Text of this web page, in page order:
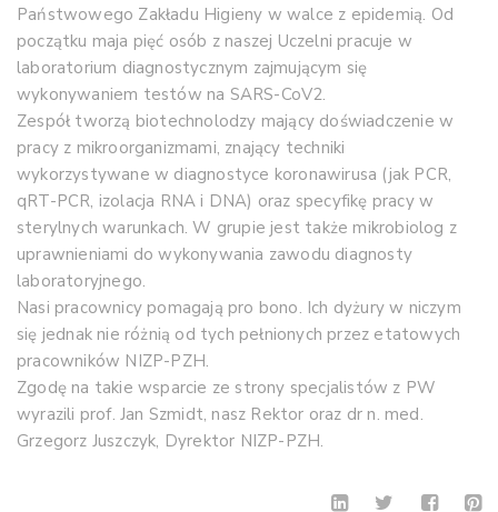
Państwowego Zakładu Higieny w walce z epidemią. Od
początku maja pięć osób z naszej Uczelni pracuje w
laboratorium diagnostycznym zajmującym się
wykonywaniem testów na SARS-CoV2.
Zespół tworzą biotechnolodzy mający doświadczenie w
pracy z mikroorganizmami, znający techniki
wykorzystywane w diagnostyce koronawirusa (jak PCR,
qRT-PCR, izolacja RNA i DNA) oraz specyfikę pracy w
sterylnych warunkach. W grupie jest także mikrobiolog z
uprawnieniami do wykonywania zawodu diagnosty
laboratoryjnego.
Nasi pracownicy pomagają pro bono. Ich dyżury w niczym
się jednak nie różnią od tych pełnionych przez etatowych
pracowników NIZP-PZH.
Zgodę na takie wsparcie ze strony specjalistów z PW
wyrazili prof. Jan Szmidt, nasz Rektor oraz dr n. med.
Grzegorz Juszczyk, Dyrektor NIZP-PZH.